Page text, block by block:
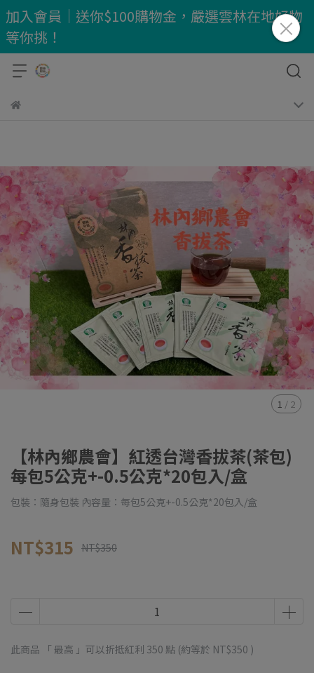
加入會員｜送你$100購物金，嚴選雲林在地好物
等你挑！
1 / 2
【林內鄉農會】紅透台灣香拔茶(茶包)
每包5公克+-0.5公克*20包入/盒
包裝：隨身包裝 內容量：每包5公克+-0.5公克*20包入/盒
NT$315 NT$350
此商品 「 最高 」可以折抵紅利 350 點 (約等於 NT$350 )